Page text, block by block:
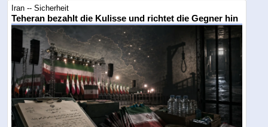
Iran -- Sicherheit
Teheran bezahlt die Kulisse und richtet die Gegner hin